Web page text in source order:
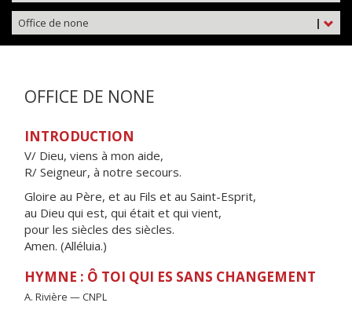
|
Office de none
OFFICE DE NONE
INTRODUCTION
V/ Dieu, viens à mon aide,
R/ Seigneur, à notre secours.
Gloire au Père, et au Fils et au Saint-Esprit,
au Dieu qui est, qui était et qui vient,
pour les siècles des siècles.
Amen. (Alléluia.)
HYMNE : Ô TOI QUI ES SANS CHANGEMENT
A. Rivière — CNPL